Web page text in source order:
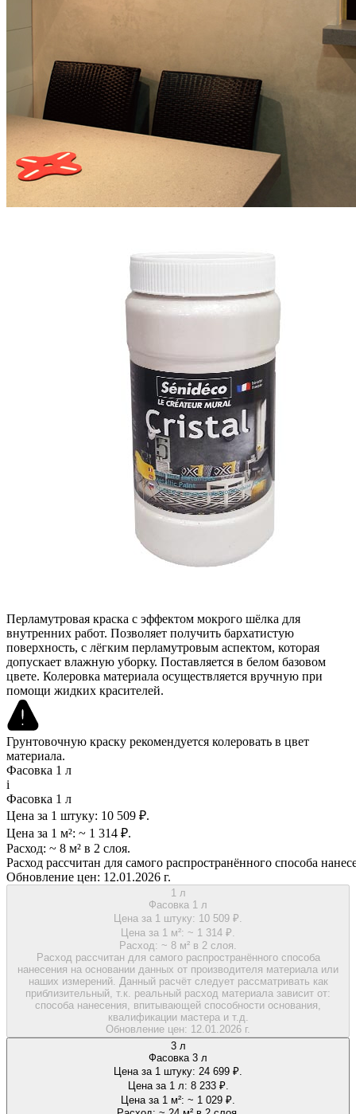
Перламутровая краска с эффектом мокрого шёлка для
внутренних работ. Позволяет получить бархатистую
поверхность, с лёгким перламутровым аспектом, которая
допускает влажную уборку. Поставляется в белом базовом
цвете. Колеровка материала осуществляется вручную при
помощи жидких красителей.
Грунтовочную краску рекомендуется колеровать в цвет
материала.
Фасовка 1 л
i
Фасовка 1 л
Цена за 1 штуку: 10 509 ₽.
Цена за 1 м²: ~ 1 314 ₽.
Расход: ~ 8 м² в 2 слоя.
Расход рассчитан для самого распространённого способа
Обновление цен: 12.01.2026 г.
1 л
Фасовка 1 л
Цена за 1 штуку: 10 509 ₽.
Цена за 1 м²: ~ 1 314 ₽.
Расход: ~ 8 м² в 2 слоя.
Расход рассчитан для самого распространённого способа
нанесения на основании данных от производителя материала или
наших измерений. Данный расчёт следует рассматривать как
приблизительный, т.к. реальный расход материала зависит от:
способа нанесения, впитывающей способности основания,
квалификации мастера и т.д.
Обновление цен: 12.01.2026 г.
3 л
Фасовка 3 л
Цена за 1 штуку: 24 699 ₽.
Цена за 1 л: 8 233 ₽.
Цена за 1 м²: ~ 1 029 ₽.